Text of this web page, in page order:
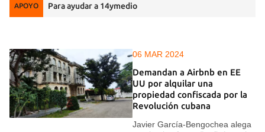
APOYO Para ayudar a 14ymedio
06 MAR 2024
Demandan a Airbnb en EE
UU por alquilar una
propiedad confiscada por la
Revolución cubana
Javier García-Bengochea alega